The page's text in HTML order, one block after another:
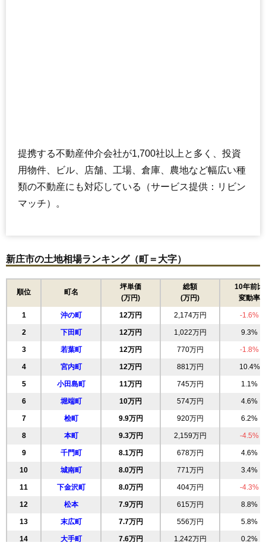
提携する不動産仲介会社が1,700社以上と多く、投資
用物件、ビル、店舗、工場、倉庫、農地など幅広い種
類の不動産にも対応している（サービス提供：リビン
マッチ）。
新庄市の土地相場ランキング（町＝大字）
順位 町名
坪単価
(万円)
総額
(万円)
10年前比
変動率
1 沖の町 12万円 2,174万円 -1.6%
2 下田町 12万円 1,022万円 9.3%
3 若葉町 12万円 770万円 -1.8%
4 宮内町 12万円 881万円 10.4%
5 小田島町 11万円 745万円 1.1%
6 堀端町 10万円 574万円 4.6%
7 桧町 9.9万円 920万円 6.2%
8 本町 9.3万円 2,159万円 -4.5%
9 千門町 8.1万円 678万円 4.6%
10 城南町 8.0万円 771万円 3.4%
11 下金沢町 8.0万円 404万円 -4.3%
12 松本 7.9万円 615万円 8.8%
13 末広町 7.7万円 556万円 5.8%
14 大手町 7.6万円 1,242万円 0.2%